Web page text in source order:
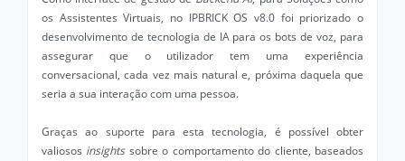
os Assistentes Virtuais, no IPBRICK OS v8.0 foi priorizado o
desenvolvimento de tecnologia de IA para os bots de voz, para
assegurar que o utilizador tem uma experiência
conversacional, cada vez mais natural e, próxima daquela que
seria a sua interação com uma pessoa.
Graças ao suporte para esta tecnologia, é possível obter
valiosos insightssobre o comportamento do cliente, baseados